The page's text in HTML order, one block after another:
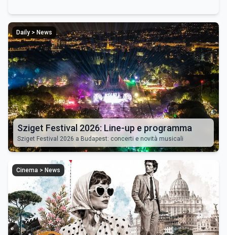
Daily > News
Sziget Festival 2026: Line-up e programma
Sziget Festival 2026 a Budapest: concerti e novità musicali
Cinema > News